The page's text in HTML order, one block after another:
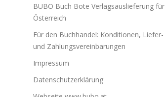
BUBO Buch Bote Verlagsauslieferung für
Österreich
Für den Buchhandel: Konditionen, Liefer-
und Zahlungsvereinbarungen
Impressum
Datenschutzerklärung